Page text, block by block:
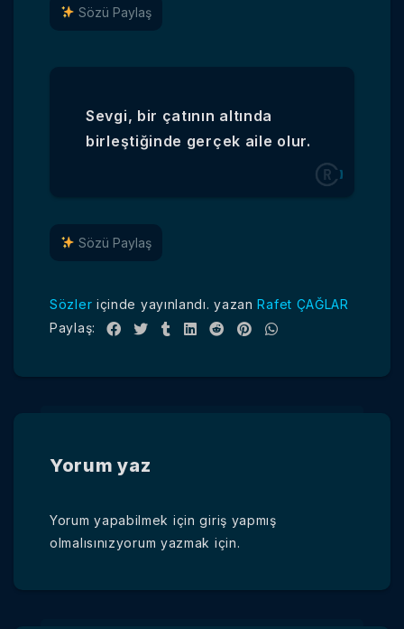
Sözü Paylaş
Sevgi, bir çatının altında
birleştiğinde gerçek aile olur.
Sözü Paylaş
Sözler içinde yayınlandı. yazanRafet ÇAĞLAR
Paylaş:
Yorum yaz
Yorum yapabilmek içingiriş yapmış
olmalısınızyorum yazmak için.